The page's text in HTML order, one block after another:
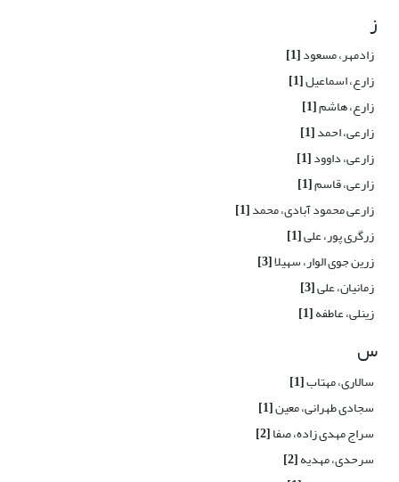
ز
زادمهر، مسعود[1]
زارع، اسماعیل[1]
زارع، هاشم[1]
زارعی، احمد[1]
زارعی، داوود[1]
زارعی، قاسم[1]
زارعی محمود آبادی، محمد[1]
زرگری پور، علی[1]
زرین جوی الوار، سهیلا[3]
زمانیان، علی[3]
زینلی، عاطفه[1]
س
سالاری، مهتاب[1]
سجادی طهرانی، معین[1]
سراج مهدی زاده، صفا[2]
سرحدی، مهدیه[2]